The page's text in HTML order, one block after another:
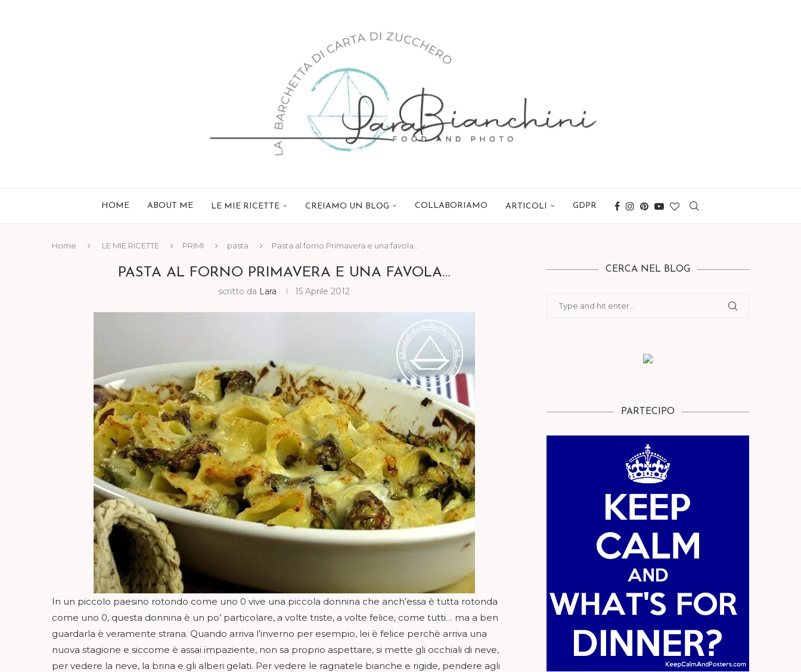
HOME ABOUT ME LE MIE RICETTE CREIAMO UN BLOG COLLABORIAMO ARTICOLI GDPR
Home LE MIE RICETTE PRIMI pasta Pasta al forno Primavera e una favola…
PASTA AL FORNO PRIMAVERA E UNA FAVOLA…
scritto da Lara 15 Aprile 2012
In un piccolo paesino rotondo come uno 0 vive una piccola donnina che anch’essa è tutta rotonda
come uno 0, questa donnina è un po’ particolare, a volte triste, a volte felice, come tutti… ma a ben
guardarla è veramente strana. Quando arriva l’inverno per esempio, lei è felice perchè arriva una
nuova stagione e siccome è assai impaziente, non sa proprio aspettare, si mette gli occhiali di neve,
per vedere la neve, la brina e gli alberi gelati. Per vedere le ragnatele bianche e rigide, pendere agli
CERCA NEL BLOG
PARTECIPO